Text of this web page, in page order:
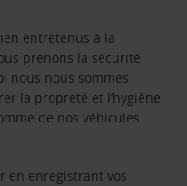
entretenus à la
prenons la sécurité
nous nous sommes
la propreté et l’hygiène
de nos véhicules.
en enregistrant vos